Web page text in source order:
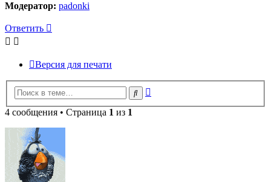
Модератор: padonki
Ответить
Версия для печати
Поиск
4 сообщения • Страница 1 из 1